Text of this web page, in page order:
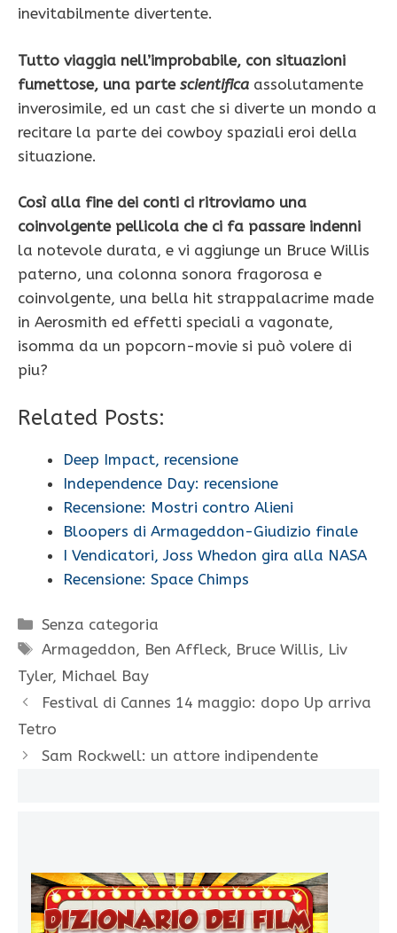
inevitabilmente divertente.
Tutto viaggia nell’improbabile, con situazioni
fumettose, una partescientifica assolutamente
inverosimile, ed un cast che si diverte un mondo a
recitare la parte dei cowboy spaziali eroi della
situazione.
Così alla fine dei conti ci ritroviamo una
coinvolgente pellicola che ci fa passare indenni
la notevole durata, e vi aggiunge un Bruce Willis
paterno, una colonna sonora fragorosa e
coinvolgente, una bella hit strappalacrime made
in Aerosmith ed effetti speciali a vagonate,
isomma da un popcorn-movie si può volere di
piu?
Related Posts:
Deep Impact, recensione
Independence Day: recensione
Recensione: Mostri contro Alieni
Bloopers di Armageddon-Giudizio finale
I Vendicatori, Joss Whedon gira alla NASA
Recensione: Space Chimps
Categorie
Senza categoria
Tag
Armageddon, Ben Affleck, Bruce Willis, Liv
Tyler, Michael Bay
Festival di Cannes 14 maggio: dopo Up arriva
Tetro
Sam Rockwell: un attore indipendente